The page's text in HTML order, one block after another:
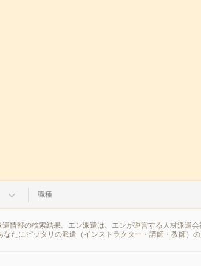
職種
情報の検索結果。エン派遣は、エンが運営する人材派遣
たにピッタリの派遣（インストラクター・講師・教師）の